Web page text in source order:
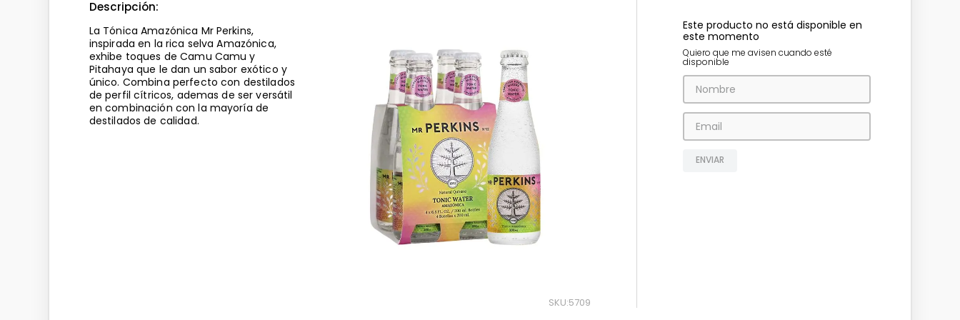
Descripción:
La Tónica Amazónica Mr Perkins,
inspirada en la rica selva Amazónica,
exhibe toques de Camu Camu y
Pitahaya que le dan un sabor exótico y
único. Combina perfecto con destilados
de perfil cítricos, ademas de ser versátil
en combinación con la mayoría de
destilados de calidad.
SKU:5709
Este producto no está disponible en
este momento
Quiero que me avisen cuando esté
disponible
ENVIAR